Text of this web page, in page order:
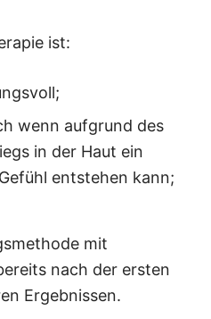
ist:
wenn aufgrund des
in der Haut ein
entstehen kann;
mit
nach der ersten
Ergebnissen.